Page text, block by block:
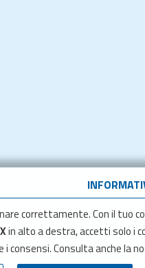
correttamente. Con il tuo
Xin alto a destra, accetti solo i
consensi. Consulta anche la